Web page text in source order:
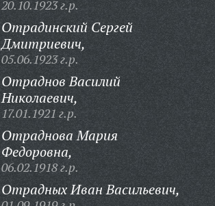
20.10.1923 г.р.
Отрадинский Сергей
Дмитриевич,
05.06.1923 г.р.
Отраднов Василий
Николаевич,
17.01.1921 г.р.
Отраднова Мария
Федоровна,
06.02.1918 г.р.
Отрадных Иван Васильевич,